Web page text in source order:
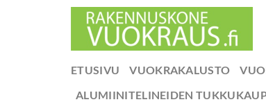
ETUSIVU VUOKRAKALUSTO
ALUMIINITELINEIDEN